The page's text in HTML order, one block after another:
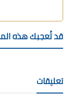
قد تُعجبك هذه
تعليقات